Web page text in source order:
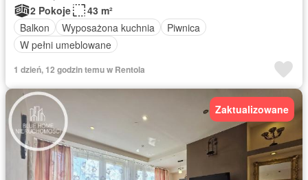
2 Pokoje
43 m²
Balkon
Wyposażona kuchnia
Piwnica
W pełni umeblowane
1 dzień, 12 godzin temu w Rentola
Zaktualizowane